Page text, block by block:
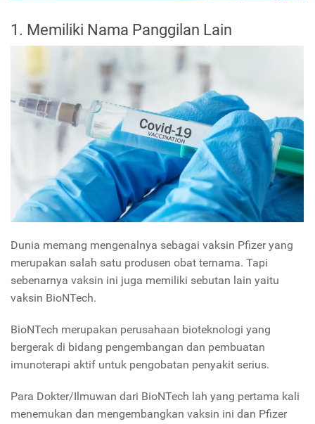
1. Memiliki Nama Panggilan Lain
Dunia memang mengenalnya sebagai vaksin Pfizer yang
merupakan salah satu produsen obat ternama. Tapi
sebenarnya vaksin ini juga memiliki sebutan lain yaitu
vaksin BioNTech.
BioNTech merupakan perusahaan bioteknologi yang
bergerak di bidang pengembangan dan pembuatan
imunoterapi aktif untuk pengobatan penyakit serius.
Para Dokter/Ilmuwan dari BioNTech lah yang pertama kali
menemukan dan mengembangkan vaksin ini dan Pfizer